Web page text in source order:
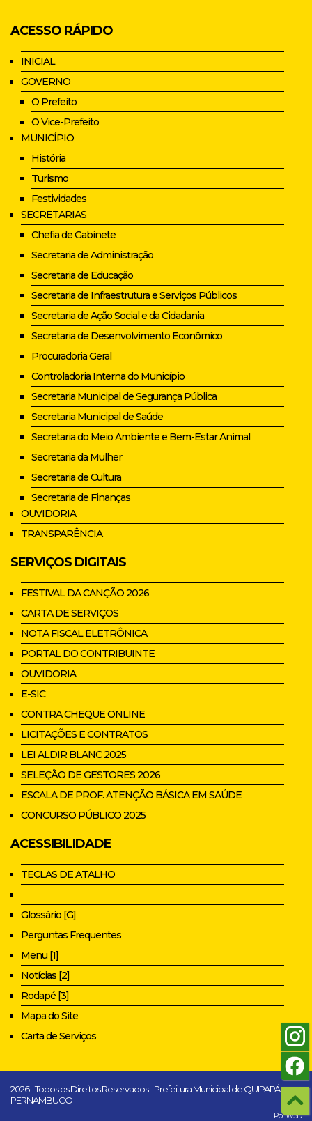
ACESSO RÁPIDO
INICIAL
GOVERNO
O Prefeito
O Vice-Prefeito
MUNICÍPIO
História
Turismo
Festividades
SECRETARIAS
Chefia de Gabinete
Secretaria de Administração
Secretaria de Educação
Secretaria de Infraestrutura e Serviços Públicos
Secretaria de Ação Social e da Cidadania
Secretaria de Desenvolvimento Econômico
Procuradoria Geral
Controladoria Interna do Município
Secretaria Municipal de Segurança Pública
Secretaria Municipal de Saúde
Secretaria do Meio Ambiente e Bem-Estar Animal
Secretaria da Mulher
Secretaria de Cultura
Secretaria de Finanças
OUVIDORIA
TRANSPARÊNCIA
SERVIÇOS DIGITAIS
FESTIVAL DA CANÇÃO 2026
CARTA DE SERVIÇOS
NOTA FISCAL ELETRÔNICA
PORTAL DO CONTRIBUINTE
OUVIDORIA
E-SIC
CONTRA CHEQUE ONLINE
LICITAÇÕES E CONTRATOS
LEI ALDIR BLANC 2025
SELEÇÃO DE GESTORES 2026
ESCALA DE PROF. ATENÇÃO BÁSICA EM SAÚDE
CONCURSO PÚBLICO 2025
ACESSIBILIDADE
TECLAS DE ATALHO
Glossário [G]
Perguntas Frequentes
Menu [1]
Notícias [2]
Rodapé [3]
Mapa do Site
Carta de Serviços
2026 - Todos os Direitos Reservados - Prefeitura Municipal de QUIPAPÁ -
PERNAMBUCO
Por W3D